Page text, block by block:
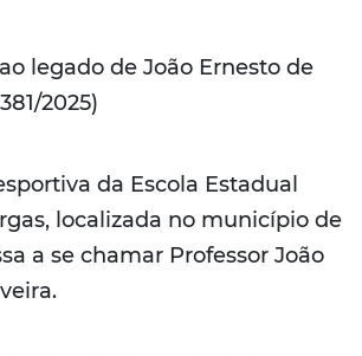
legado de João Ernesto de
2025)
da Escola Estadual
localizada no município de
a se chamar Professor João